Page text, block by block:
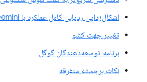
اشکال‌زدایی ردیابی کامل عملکرد با Gemini
تغییر جهت کشو
برنامه توسعه‌دهندگان گوگل
نکات برجسته متفرقه